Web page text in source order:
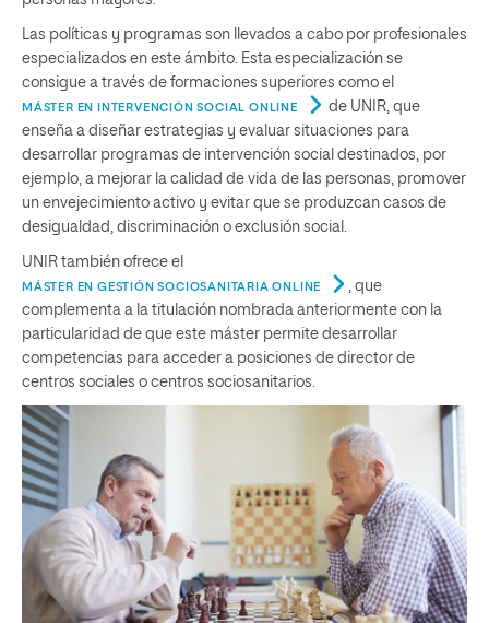
Las políticas y programas son llevados a cabo por profesionales
especializados en este ámbito. Esta especialización se
consigue a través de formaciones superiores como el
MÁSTER EN INTERVENCIÓN SOCIAL ONLINE
de UNIR, que
enseña a diseñar estrategias y evaluar situaciones para
desarrollar programas de intervención social destinados, por
ejemplo, a mejorar la calidad de vida de las personas, promover
un envejecimiento activo y evitar que se produzcan casos de
desigualdad, discriminación o exclusión social.
UNIR también ofrece el
MÁSTER EN GESTIÓN SOCIOSANITARIA ONLINE
, que
complementa a la titulación nombrada anteriormente con la
particularidad de que este máster permite desarrollar
competencias para acceder a posiciones de director de
centros sociales o centros sociosanitarios.